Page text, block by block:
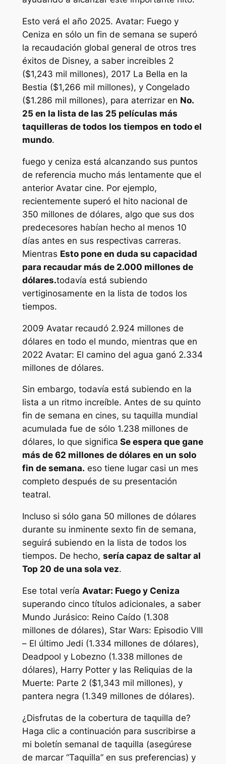
Esto verá el año 2025. Avatar: Fuego y
Ceniza en sólo un fin de semana se superó
la recaudación global general de otros tres
éxitos de Disney, a saber increibles 2
($1,243 mil millones), 2017 La Bella en la
Bestia ($1,266 mil millones), y Congelado
($1.286 mil millones), para aterrizar en No.
25 en la lista de las 25 películas más
taquilleras de todos los tiempos en todo el
mundo.
fuego y ceniza está alcanzando sus puntos
de referencia mucho más lentamente que el
anterior Avatar cine. Por ejemplo,
recientemente superó el hito nacional de
350 millones de dólares, algo que sus dos
predecesores habían hecho al menos 10
días antes en sus respectivas carreras.
Mientras Esto pone en duda su capacidad
para recaudar más de 2.000 millones de
dólares.todavía está subiendo
vertiginosamente en la lista de todos los
tiempos.
2009 Avatarrecaudó 2.924 millones de
dólares en todo el mundo, mientras que en
2022 Avatar: El camino del agua ganó 2.334
millones de dólares.
Sin embargo, todavía está subiendo en la
lista a un ritmo increíble. Antes de su quinto
fin de semana en cines, su taquilla mundial
acumulada fue de sólo 1.238 millones de
dólares, lo que significa Se espera que gane
más de 62 millones de dólares en un solo
fin de semana. eso tiene lugar casi un mes
completo después de su presentación
teatral.
Incluso si sólo gana 50 millones de dólares
durante su inminente sexto fin de semana,
seguirá subiendo en la lista de todos los
tiempos. De hecho, sería capaz de saltar al
Top 20 de una sola vez.
Ese total vería Avatar: Fuego y Ceniza
superando cinco títulos adicionales, a saber
Mundo Jurásico: Reino Caído (1.308
millones de dólares), Star Wars: Episodio VIII
– El último Jedi (1.334 millones de dólares),
Deadpool y Lobezno(1.338 millones de
dólares), Harry Potter y las Reliquias de la
Muerte: Parte 2 ($1,343 mil millones), y
pantera negra (1.349 millones de dólares).
¿Disfrutas de la cobertura de taquilla de?
Haga clic a continuación para suscribirse a
mi boletín semanal de taquilla (asegúrese
de marcar “Taquilla” en sus preferencias) y